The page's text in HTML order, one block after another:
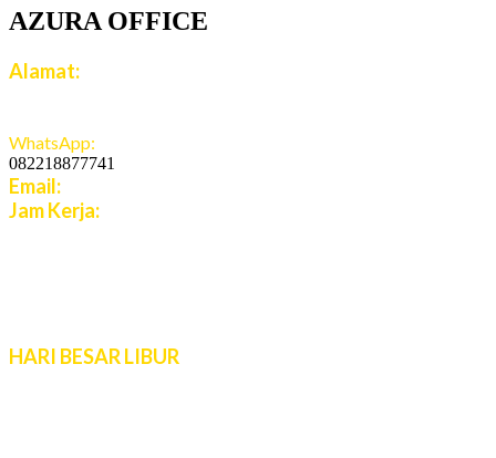
AZURA OFFICE
Alamat:
WhatsApp:
082218877741
Email:
Jam Kerja:
HARI BESAR LIBUR